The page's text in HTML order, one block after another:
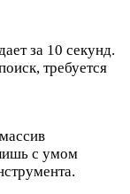
за 10 секунд.
требуется
с умом